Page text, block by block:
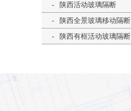
陕西活动玻璃隔断
陕西全景玻璃移动隔断
陕西有框活动玻璃隔断